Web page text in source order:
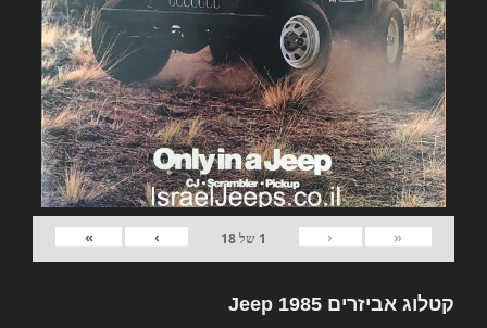
«
‹
1 של18
›
»
קטלוג אביזרים Jeep 1985